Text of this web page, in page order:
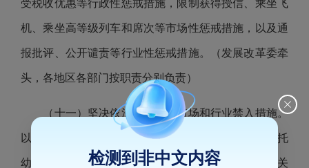
受税收优惠等行政性惩戒措施，限制获得授信、乘坐飞
机、乘坐高等级列车和席次等市场性惩戒措施，以及通
报批评、公开谴责等行业性惩戒措施。（发展改革委牵
头，各地区各部门按职责分别负责）
（十一）坚决依法依规实施市场和行业禁入措施。
以食品药品、生态环境、工程质量、安全生产、养老托
幼、城市运行安全等与人民群众生命财产安全直接相关
检测到非中文内容